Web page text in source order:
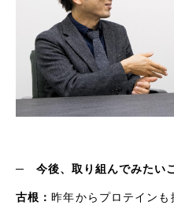
─ 今後、取り組んでみたい
古根：昨年からプロテイン